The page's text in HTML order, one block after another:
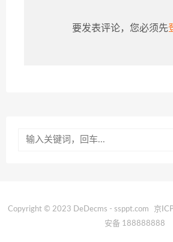
要发表评论，您必须先
Copyright © 2023 DeDecms - ssppt.com 京
安备 188888888